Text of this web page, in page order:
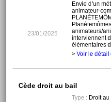
23/01/2025
Envie d’un
animateur-
animateurs/
interviennent
élémentaires
> Voir le détail
Cède droit au bail
Type :Droit au